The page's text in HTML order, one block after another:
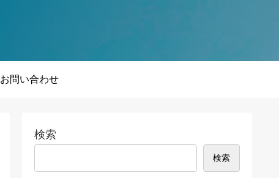
お問い合わせ
検索
検索